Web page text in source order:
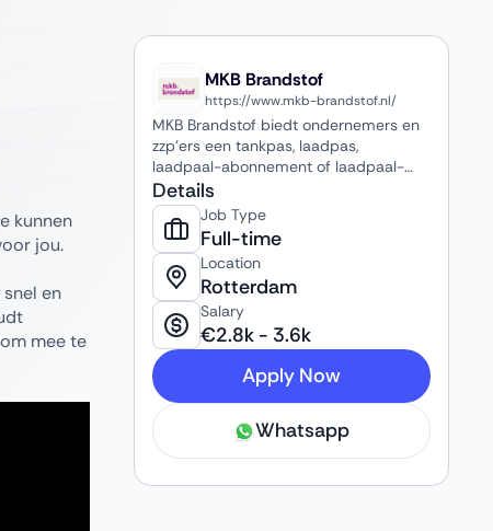
kunnen
jou.
en
mee te
MKB Brandstof
https://www.mkb-brandstof.nl/
MKB Brandstof biedt ondernemers en
zzp’ers een tankpas, laadpas,
laadpaal-abonnement of laadpaal-
aanschaf waarmee zij brandstof,
elektriciteit, parkeren en wassen
kunnen betalen — allemaal handig
gebundeld op één factuur. Ze opereren
in de mobiliteits- & fleet-management
sector en richten zich op gemak en
overzichtelijkheid voor ondernemers.
Details
Job Type
Full-time
Location
Rotterdam
Salary
€2.8k - 3.6k
Apply Now
Whatsapp